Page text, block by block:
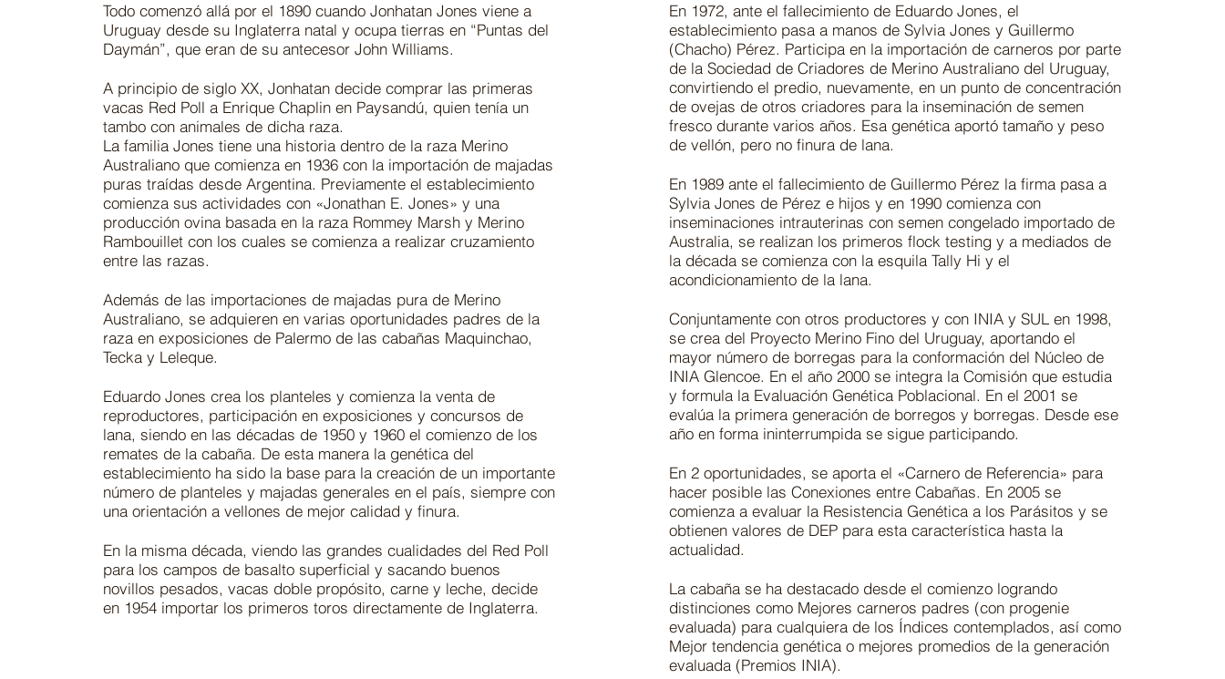
Todo comenzó allá por el 1890 cuando Jonhatan Jones viene a
Uruguay desde su Inglaterra natal y ocupa tierras en “Puntas del
Daymán”, que eran de su antecesor John Williams.
A principio de siglo XX, Jonhatan decide comprar las primeras
vacas Red Poll a Enrique Chaplin en Paysandú, quien tenía un
tambo con animales de dicha raza.
La familia Jones tiene una historia dentro de la raza Merino
Australiano que comienza en 1936 con la importación de majadas
puras traídas desde Argentina. Previamente el establecimiento
comienza sus actividades con «Jonathan E. Jones» y una
producción ovina basada en la raza Rommey Marsh y Merino
Rambouillet con los cuales se comienza a realizar cruzamiento
entre las razas.
Además de las importaciones de majadas pura de Merino
Australiano, se adquieren en varias oportunidades padres de la
raza en exposiciones de Palermo de las cabañas Maquinchao,
Tecka y Leleque.
Eduardo Jones crea los planteles y comienza la venta de
reproductores, participación en exposiciones y concursos de
lana, siendo en las décadas de 1950 y 1960 el comienzo de los
remates de la cabaña. De esta manera la genética del
establecimiento ha sido la base para la creación de un importante
número de planteles y majadas generales en el país, siempre con
una orientación a vellones de mejor calidad y finura.
En la misma década, viendo las grandes cualidades del Red Poll
para los campos de basalto superficial y sacando buenos
novillos pesados, vacas doble propósito, carne y leche, decide
en 1954 importar los primeros toros directamente de Inglaterra.
En 1972, ante el fallecimiento de Eduardo Jones, el
establecimiento pasa a manos de Sylvia Jones y Guillermo
(Chacho) Pérez. Participa en la importación de carneros por parte
de la Sociedad de Criadores de Merino Australiano del Uruguay,
convirtiendo el predio, nuevamente, en un punto de concentración
de ovejas de otros criadores para la inseminación de semen
fresco durante varios años. Esa genética aportó tamaño y peso
de vellón, pero no finura de lana.
En 1989 ante el fallecimiento de Guillermo Pérez la firma pasa a
Sylvia Jones de Pérez e hijos y en 1990 comienza con
inseminaciones intrauterinas con semen congelado importado de
Australia, se realizan los primeros flock testing y a mediados de
la década se comienza con la esquila Tally Hi y el
acondicionamiento de la lana.
Conjuntamente con otros productores y con INIA y SUL en 1998,
se crea del Proyecto Merino Fino del Uruguay, aportando el
mayor número de borregas para la conformación del Núcleo de
INIA Glencoe. En el año 2000 se integra la Comisión que estudia
y formula la Evaluación Genética Poblacional. En el 2001 se
evalúa la primera generación de borregos y borregas. Desde ese
año en forma ininterrumpida se sigue participando.
En 2 oportunidades, se aporta el «Carnero de Referencia» para
hacer posible las Conexiones entre Cabañas. En 2005 se
comienza a evaluar la Resistencia Genética a los Parásitos y se
obtienen valores de DEP para esta característica hasta la
actualidad.
La cabaña se ha destacado desde el comienzo logrando
distinciones como Mejores carneros padres (con progenie
evaluada) para cualquiera de los Índices contemplados, así como
Mejor tendencia genética o mejores promedios de la generación
evaluada (Premios INIA).